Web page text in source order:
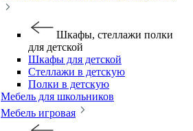
Шкафы, стеллажи полки
для детской
Шкафы для детской
Стеллажи в детскую
Полки в детскую
Мебель для школьников
Мебель игровая